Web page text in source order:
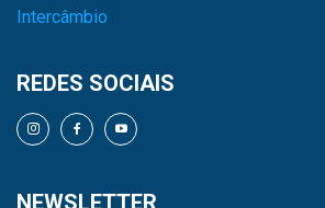
Intercâmbio
REDES SOCIAIS
NEWSLETTER